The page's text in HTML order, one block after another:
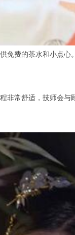
费的茶水和小点心
舒适，技师会与